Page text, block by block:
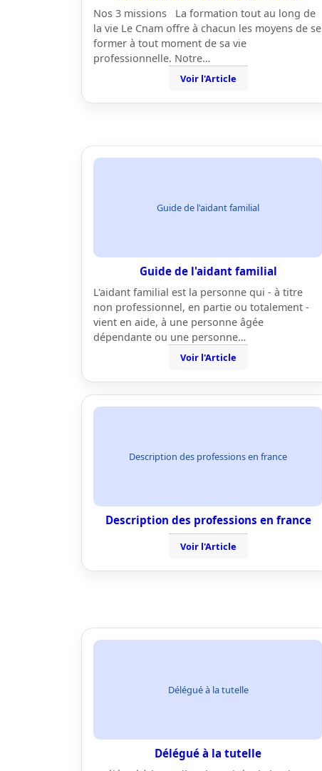
Nos 3 missions La formation tout au long de
la vie Le Cnam offre à chacun les moyens de se
former à tout moment de sa vie
professionnelle. Notre…
Voir l'Article
Guide de l'aidant familial
Guide de l'aidant familial
L'aidant familial est la personne qui - à titre
non professionnel, en partie ou totalement -
vient en aide, à une personne âgée
dépendante ou une personne…
Voir l'Article
Description des professions en france
Description des professions en france
Voir l'Article
Délégué à la tutelle
Délégué à la tutelle